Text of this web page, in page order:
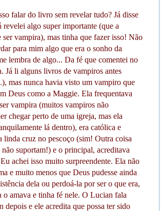
falar do livro sem revelar tudo? Já disse
revelei algo super importante (que a
vampira), mas tinha que fazer isso! Não
para mim algo que era o sonho da
lembra de algo... Da fé que comentei no
Já li alguns livros de vampiros antes
mas nunca havia visto um vampiro que
Deus como a Maggie. Ela frequentava
vampira (muitos vampiros não
chegar perto de uma igreja, mas ela
lá dentro), era católica e
linda cruz no pescoço (sim! Outra coisa
suportam!) e o principal, acreditava
achei isso muito surpreendente. Ela não
e muito menos que Deus pudesse ainda
dela ou perdoá-la por ser o que era,
o amava e tinha fé nele. O Lucian fala
depois e ele acredita que possa ter sido